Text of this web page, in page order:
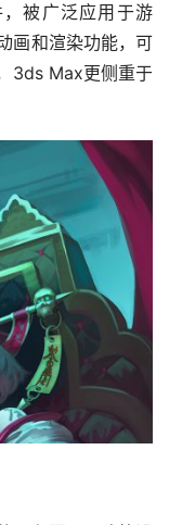
被广泛应用于游
画和渲染功能，可
3ds Max更侧重于